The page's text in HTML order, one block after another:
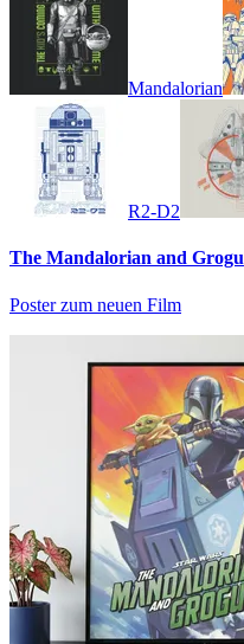
Mandalorian
R2-D2
The Mandalorian and Grogu
Poster zum neuen Film